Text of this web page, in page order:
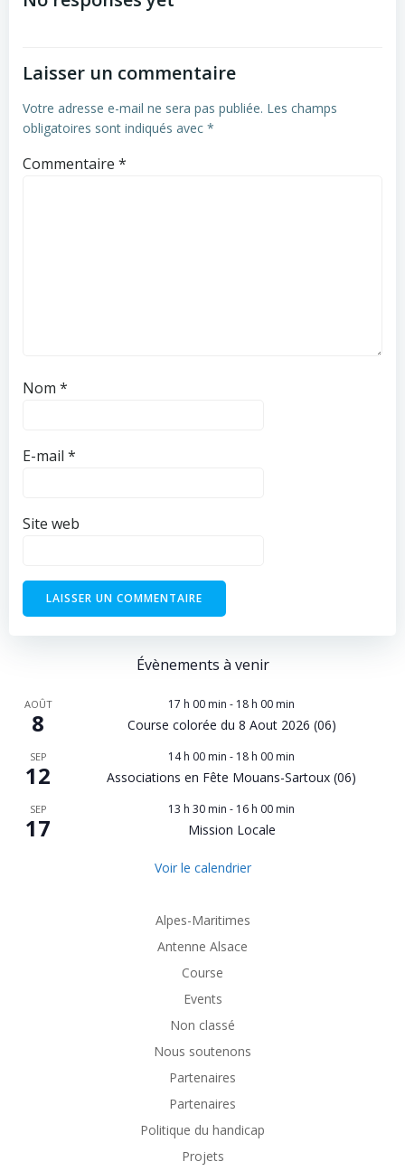
Laisser un commentaire
Votre adresse e-mail ne sera pas publiée. Les champs
obligatoires sont indiqués avec *
Commentaire *
Nom *
E-mail *
Site web
Évènements à venir
AOÛT
8
17 h 00 min - 18 h 00 min
Course colorée du 8 Aout 2026 (06)
SEP
12
14 h 00 min - 18 h 00 min
Associations en Fête Mouans-Sartoux (06)
SEP
17
13 h 30 min - 16 h 00 min
Mission Locale
Voir le calendrier
Alpes-Maritimes
Antenne Alsace
Course
Events
Non classé
Nous soutenons
Partenaires
Partenaires
Politique du handicap
Projets